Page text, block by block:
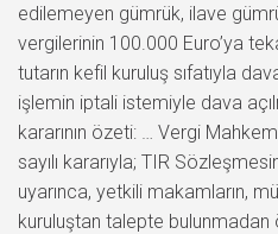
edilemeyen gümrük, ilave
vergilerinin 100.000 Euro’ya
tutarın kefil kuruluş sıfatıyla
işlemin iptali istemiyle dava
kararının özeti: … Vergi
sayılı kararıyla; TIR
uyarınca, yetkili makamların,
kuruluştan talepte